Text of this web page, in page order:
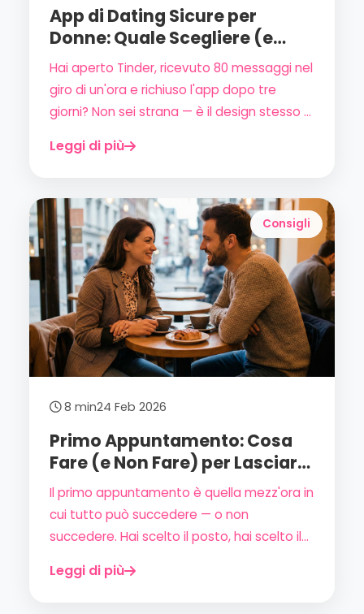
App di Dating Sicure per
Donne: Quale Scegliere (e
Quale Evitare) nel 2026
Hai aperto Tinder, ricevuto 80 messaggi nel
giro di un'ora e richiuso l'app dopo tre
giorni? Non sei strana — è il design stesso di
donne. Ecco cosa cercare davvero nel
Leggi di più
Consigli
8 min24 Feb 2026
Primo Appuntamento: Cosa
Fare (e Non Fare) per Lasciare
il Segno
Il primo appuntamento è quella mezz'ora in
cui tutto può succedere — o non
succedere. Hai scelto il posto, hai scelto il
Ecco la guida completa (e onesta) per
Leggi di più